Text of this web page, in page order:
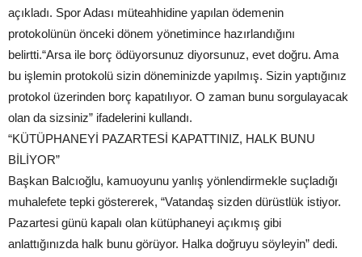
açıkladı. Spor Adası müteahhidine yapılan ödemenin
protokolünün önceki dönem yönetimince hazırlandığını
belirtti.“Arsa ile borç ödüyorsunuz diyorsunuz, evet doğru. Ama
bu işlemin protokolü sizin döneminizde yapılmış. Sizin yaptığınız
protokol üzerinden borç kapatılıyor. O zaman bunu sorgulayacak
olan da sizsiniz” ifadelerini kullandı.
“KÜTÜPHANEYİ PAZARTESİ KAPATTINIZ, HALK BUNU
BİLİYOR”
Başkan Balcıoğlu, kamuoyunu yanlış yönlendirmekle suçladığı
muhalefete tepki göstererek, “Vatandaş sizden dürüstlük istiyor.
Pazartesi günü kapalı olan kütüphaneyi açıkmış gibi
anlattığınızda halk bunu görüyor. Halka doğruyu söyleyin” dedi.